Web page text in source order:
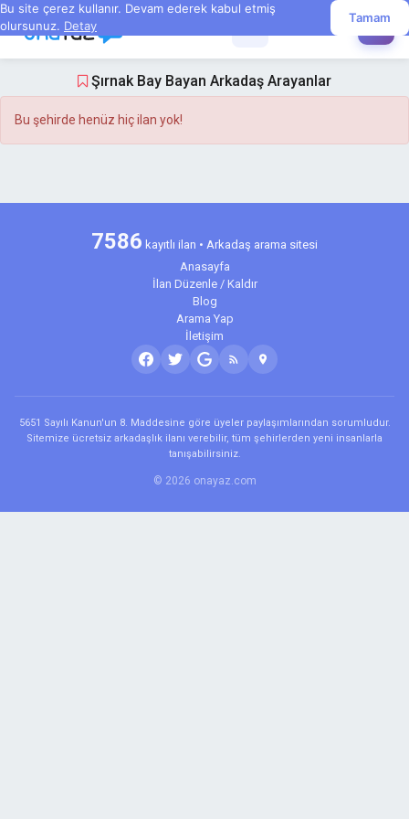
Bu site çerez kullanır. Devam ederek kabul etmiş
olursunuz. Detay
Tamam
Şırnak Bay Bayan Arkadaş Arayanlar
Bu şehirde henüz hiç ilan yok!
7586 kayıtlı ilan • Arkadaş arama sitesi
Anasayfa
İlan Düzenle / Kaldır
Blog
Arama Yap
İletişim
5651 Sayılı Kanun'un 8. Maddesine göre üyeler paylaşımlarından sorumludur.
Sitemize ücretsiz arkadaşlık ilanı verebilir, tüm şehirlerden yeni insanlarla
tanışabilirsiniz.
© 2026 onayaz.com